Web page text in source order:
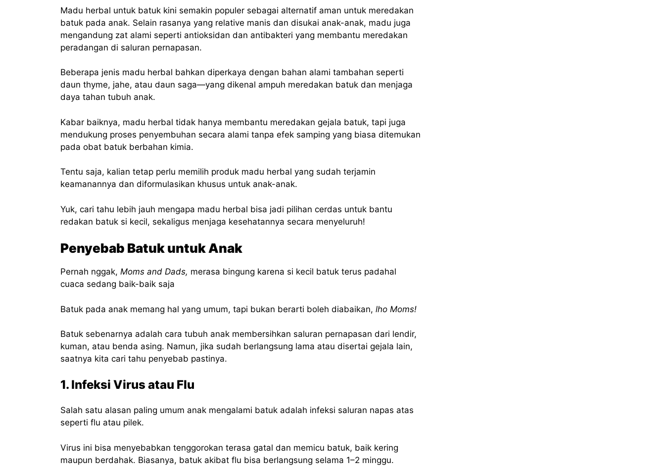
Madu herbal untuk batuk kini semakin populer sebagai alternatif aman untuk meredakan
batuk pada anak. Selain rasanya yang relative manis dan disukai anak-anak, madu juga
mengandung zat alami seperti antioksidan dan antibakteri yang membantu meredakan
peradangan di saluran pernapasan.
Beberapa jenis madu herbal bahkan diperkaya dengan bahan alami tambahan seperti
daun thyme, jahe, atau daun saga—yang dikenal ampuh meredakan batuk dan menjaga
daya tahan tubuh anak.
Kabar baiknya, madu herbal tidak hanya membantu meredakan gejala batuk, tapi juga
mendukung proses penyembuhan secara alami tanpa efek samping yang biasa ditemukan
pada obat batuk berbahan kimia.
Tentu saja, kalian tetap perlu memilih produk madu herbal yang sudah terjamin
keamanannya dan diformulasikan khusus untuk anak-anak.
Yuk, cari tahu lebih jauh mengapa madu herbal bisa jadi pilihan cerdas untuk bantu
redakan batuk si kecil, sekaligus menjaga kesehatannya secara menyeluruh!
Penyebab Batuk untuk Anak
Pernah nggak, Moms and Dads, merasa bingung karena si kecil batuk terus padahal
cuaca sedang baik-baik saja
Batuk pada anak memang hal yang umum, tapi bukan berarti boleh diabaikan, lho Moms!
Batuk sebenarnya adalah cara tubuh anak membersihkan saluran pernapasan dari lendir,
kuman, atau benda asing. Namun, jika sudah berlangsung lama atau disertai gejala lain,
saatnya kita cari tahu penyebab pastinya.
1. Infeksi Virus atau Flu
Salah satu alasan paling umum anak mengalami batuk adalah infeksi saluran napas atas
seperti flu atau pilek.
Virus ini bisa menyebabkan tenggorokan terasa gatal dan memicu batuk, baik kering
maupun berdahak. Biasanya, batuk akibat flu bisa berlangsung selama 1–2 minggu.